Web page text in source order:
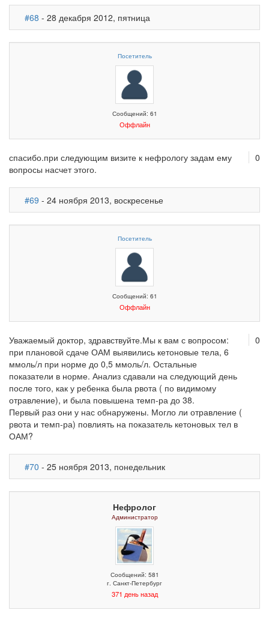
#68 - 28 декабря 2012, пятница
Посетитель
Сообщений: 61
Оффлайн
0
спасибо.при следующим визите к нефрологу задам ему
вопросы насчет этого.
#69 - 24 ноября 2013, воскресенье
Посетитель
Сообщений: 61
Оффлайн
0
Уважаемый доктор, здравствуйте.Мы к вам с вопросом:
при плановой сдаче ОАМ выявились кетоновые тела, 6
ммоль/л при норме до 0,5 ммоль/л. Остальные
показатели в норме. Анализ сдавали на следующий день
после того, как у ребенка была рвота ( по видимому
отравление), и была повышена темп-ра до 38.
Первый раз они у нас обнаружены. Могло ли отравление (
рвота и темп-ра) повлиять на показатель кетоновых тел в
ОАМ?
#70 - 25 ноября 2013, понедельник
Нефролог
Администратор
Сообщений: 581
г. Санкт-Петербург
371 день назад